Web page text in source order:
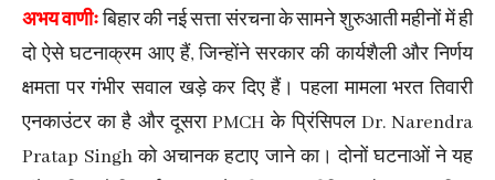
अभय वाणीःबिहार की नई सत्ता संरचना के सामने शुरुआती महीनों में ही
दो ऐसे घटनाक्रम आए हैं, जिन्होंने सरकार की कार्यशैली और निर्णय
क्षमता पर गंभीर सवाल खड़े कर दिए हैं। पहला मामला भरत तिवारी
एनकाउंटर का है और दूसरा PMCH के प्रिंसिपल Dr. Narendra
Pratap Singh को अचानक हटाए जाने का। दोनों घटनाओं ने यह